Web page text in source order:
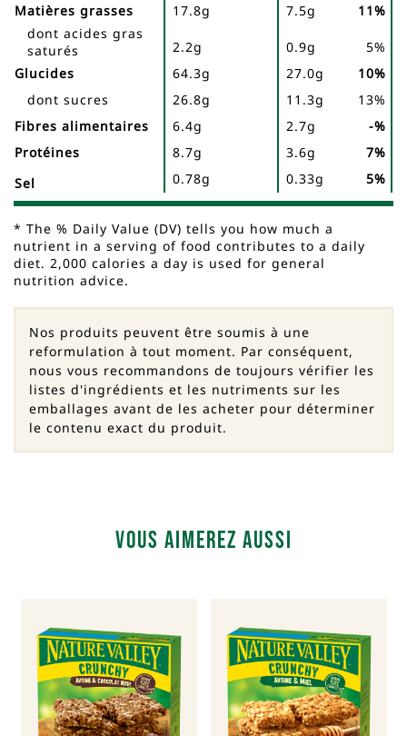
Matières grasses 17.8g 7.5g
11%
dont acides gras
saturés
2.2g 0.9g
5%
Glucides
64.3g 27.0g
10%
dont sucres
26.8g 11.3g
13%
Fibres alimentaires
6.4g 2.7g
-%
Protéines
8.7g 3.6g
7%
Sel
0.78g 0.33g 5%
* The % Daily Value (DV) tells you how much a
nutrient in a serving of food contributes to a daily
diet. 2,000 calories a day is used for general
nutrition advice.
Nos produits peuvent être soumis à une
reformulation à tout moment. Par conséquent,
nous vous recommandons de toujours vérifier les
listes d'ingrédients et les nutriments sur les
emballages avant de les acheter pour déterminer
le contenu exact du produit.
Vous aimerez aussi